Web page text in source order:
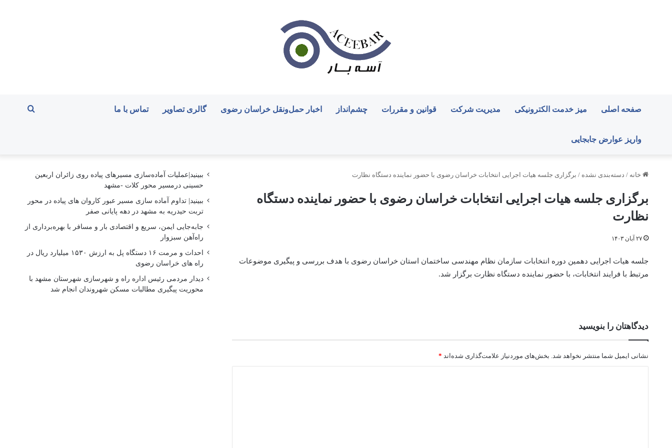
صفحه اصلی میز خدمت الکترونیکی مدیریت شرکت قوانین و مقررات چشم‌انداز اخبار حمل‌ونقل خراسان رضوی گالری تصاویر تماس با ما
واریز عوارض جابجایی
جستجو
خانه / دسته‌بندی نشده / برگزاری جلسه هیات اجرایی انتخابات خراسان رضوی با حضور نماینده دستگاه نظارت
برگزاری جلسه هیات اجرایی انتخابات خراسان رضوی با حضور نماینده دستگاه
نظارت
۲۷ آبان ۱۴۰۳
جلسه هیات اجرایی دهمین دوره انتخابات سازمان نظام مهندسی ساختمان استان خراسان رضوی با هدف بررسی و پیگیری موضوعات
مرتبط با فرایند انتخابات، با حضور نماینده دستگاه نظارت برگزار شد.
دیدگاهتان را بنویسید
نشانی ایمیل شما منتشر نخواهد شد. بخش‌های موردنیاز علامت‌گذاری شده‌اند *
ببینید|عملیات آماده‌سازی مسیرهای پیاده روی زائران اربعین
حسینی درمسیر محور کلات -مشهد
ببینید| تداوم آماده سازی مسیر عبور کاروان های پیاده در محور
تربت حیدریه به مشهد در دهه پایانی صفر
جابه‌جایی ایمن، سریع و اقتصادی بار و مسافر با بهره‌برداری از
راه‌آهن سبزوار
احداث و مرمت ۱۶ دستگاه پل به ارزش ۱۵۳۰ میلیارد ریال در
راه های خراسان رضوی
دیدار مردمی رئیس اداره راه و شهرسازی شهرستان مشهد با
محوریت پیگیری مطالبات مسکن شهروندان انجام شد